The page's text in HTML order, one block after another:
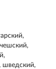
шведский,